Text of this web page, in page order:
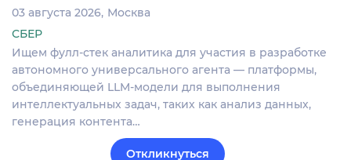
03 августа 2026 Москва
СБЕР
Ищем фулл-стек аналитика для участия в разработке
автономного универсального агента — платформы,
объединяющей LLM-модели для выполнения
интеллектуальных задач, таких как анализ данных,
генерация контента…
Откликнуться